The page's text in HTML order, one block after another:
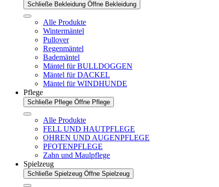
Schließe Bekleidung Öffne Bekleidung
Alle Produkte
Wintermäntel
Pullover
Regenmäntel
Bademäntel
Mäntel für BULLDOGGEN
Mäntel für DACKEL
Mäntel für WINDHUNDE
Pflege
Schließe Pflege Öffne Pflege
Alle Produkte
FELL UND HAUTPFLEGE
OHREN UND AUGENPFLEGE
PFOTENPFLEGE
Zahn und Maulpflege
Spielzeug
Schließe Spielzeug Öffne Spielzeug